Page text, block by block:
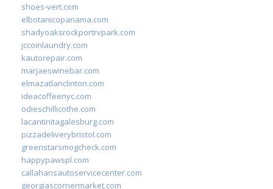
shoes-vert.com
elbotanicopanama.com
shadyoaksrockportrvpark.com
jccoinlaundry.com
kautorepair.com
marjaeswinebar.com
elmazatlanclinton.com
ideacoffeenyc.com
odieschillicothe.com
lacantinitagalesburg.com
pizzadeliverybristol.com
greenstarsmogcheck.com
happypawspl.com
callahansautoservicecenter.com
georgiascornermarket.com